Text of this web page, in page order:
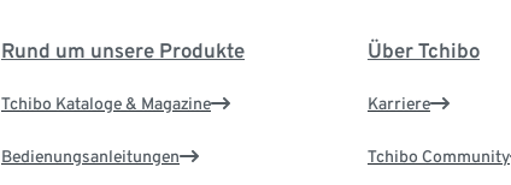
Rund um unsere Produkte
Tchibo Kataloge & Magazine
Bedienungsanleitungen
Über Tchibo
Karriere
Tchibo Community